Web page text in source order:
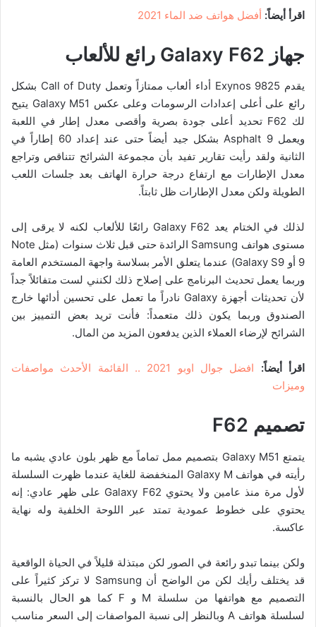
اقرأ أيضاً: أفضل هواتف ضد الماء 2021
جهاز Galaxy F62 رائع للألعاب
يقدم Exynos 9825 أداء ألعاب ممتازاً وتعمل Call of Duty بشكل
رائع على أعلى إعدادات الرسومات وعلى عكس Galaxy M51 يتيح
لك F62 تحديد أعلى جودة بصرية وأقصى معدل إطار في اللعبة
ويعمل Asphalt 9 بشكل جيد أيضاً حتى عند إعداد 60 إطاراً في
الثانية ولقد رأيت تقارير تفيد بأن مجموعة الشرائح تتناقص وتراجع
معدل الإطارات مع ارتفاع درجة حرارة الهاتف بعد جلسات اللعب
الطويلة ولكن معدل الإطارات ظل ثابتاً.
لذلك في الختام يعد Galaxy F62 رائعًا للألعاب لكنه لا يرقى إلى
مستوى هواتف Samsung الرائدة حتى قبل ثلاث سنوات (مثل Note
9 أو Galaxy S9) عندما يتعلق الأمر بسلاسة واجهة المستخدم العامة
وربما يعمل تحديث البرنامج على إصلاح ذلك لكنني لست متفائلاً جداً
لأن تحديثات أجهزة Galaxy نادراً ما تعمل على تحسين أدائها خارج
الصندوق وربما يكون ذلك متعمداً: فأنت تريد بعض التمييز بين
الشرائح لإرضاء العملاء الذين يدفعون المزيد من المال.
اقرأ أيضاً:
افضل جوال اوبو 2021 .. القائمة الأحدث مواصفات
وميزات
تصميم F62
يتمتع Galaxy M51 بتصميم ممل تماماً مع ظهر بلون عادي يشبه ما
رأيته في هواتف Galaxy M المنخفضة للغاية عندما ظهرت السلسلة
لأول مرة منذ عامين ولا يحتوي Galaxy F62 على ظهر عادي: إنه
يحتوي على خطوط عمودية تمتد عبر اللوحة الخلفية وله نهاية
عاكسة.
ولكن بينما تبدو رائعة في الصور لكن مبتذلة قليلاً في الحياة الواقعية
قد يختلف رأيك لكن من الواضح أن Samsung لا تركز كثيراً على
التصميم مع هواتفها من سلسلة M و F كما هو الحال بالنسبة
لسلسلة هواتف A وبالنظر إلى نسبة المواصفات إلى السعر مناسب